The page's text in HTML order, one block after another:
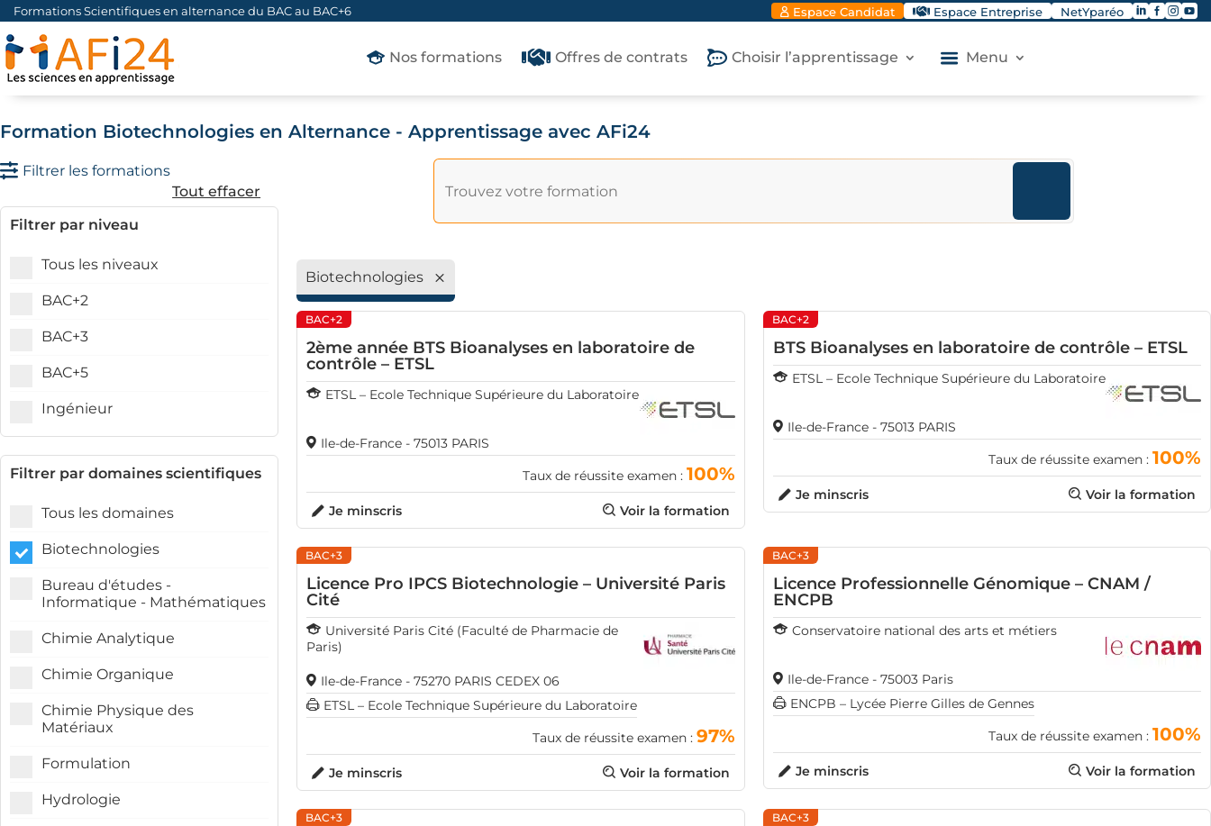
Formations Scientifiques en alternance du BAC au BAC+6 Espace Candidat Espace Entreprise NetYparéo 
Nos formations Offres de contrats Choisir l’apprentissage Menu
Formation Biotechnologies en Alternance - Apprentissage avec AFi24
Filtrer les formations
Filtrer par niveau
Tous les niveaux
BAC+2
BAC+3
BAC+5
Ingénieur
Filtrer par domaines scientifiques
Tous les domaines
Biotechnologies
Bureau d'études -
Informatique - Mathématiques
Chimie Analytique
Chimie Organique
Chimie Physique des
Matériaux
Formulation
Hydrologie
Tout effacer
Biotechnologies
BAC+2
2ème année BTS Bioanalyses en laboratoire de
contrôle – ETSL
ETSL – Ecole Technique Supérieure du Laboratoire
Ile-de-France - 75013 PARIS
Taux de réussite examen : 100%
Voir la formation
Je minscris
BAC+2
BTS Bioanalyses en laboratoire de contrôle – ETSL
ETSL – Ecole Technique Supérieure du Laboratoire
Ile-de-France - 75013 PARIS
Taux de réussite examen : 100%
Voir la formation
Je minscris
BAC+3
Licence Pro IPCS Biotechnologie – Université Paris
Cité
Université Paris Cité (Faculté de Pharmacie de
Paris)
Ile-de-France - 75270 PARIS CEDEX 06
ETSL – Ecole Technique Supérieure du Laboratoire
Taux de réussite examen : 97%
Voir la formation
Je minscris
BAC+3
Licence Professionnelle Génomique – CNAM /
ENCPB
Conservatoire national des arts et métiers
Ile-de-France - 75003 Paris
ENCPB – Lycée Pierre Gilles de Gennes
Taux de réussite examen : 100%
Voir la formation
Je minscris
BAC+3 BAC+3